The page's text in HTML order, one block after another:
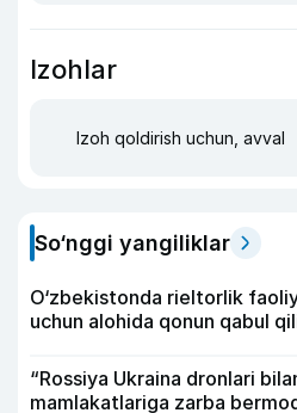
Izohlar
Izoh qoldirish uchun, avval
So‘nggi yangiliklar
O‘zbekistonda rieltorlik
uchun alohida qonun qabul
“Rossiya Ukraina dronlari
mamlakatlariga zarba